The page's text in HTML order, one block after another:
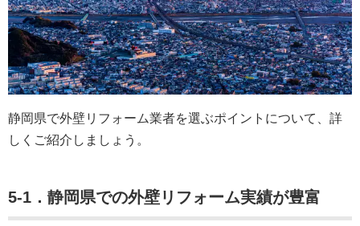
静岡県で外壁リフォーム業者を選ぶポイントについて、詳
しくご紹介しましょう。
5-1．静岡県での外壁リフォーム実績が豊富